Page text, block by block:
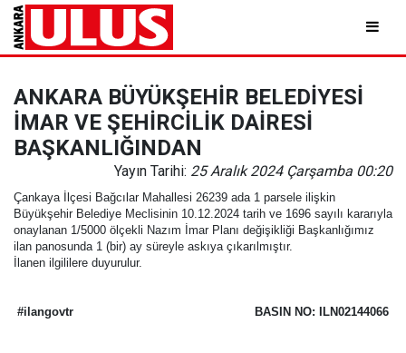
ANKARA BÜYÜKŞEHİR BELEDİYESİ
İMAR VE ŞEHİRCİLİK DAİRESİ
BAŞKANLIĞINDAN
Yayın Tarihi: 25 Aralık 2024 Çarşamba 00:20
Çankaya İlçesi Bağcılar Mahallesi 26239 ada 1 parsele ilişkin
Büyükşehir Belediye Meclisinin 10.12.2024 tarih ve 1696 sayılı kararıyla
onaylanan 1/5000 ölçekli Nazım İmar Planı değişikliği Başkanlığımız
ilan panosunda 1 (bir) ay süreyle askıya çıkarılmıştır.
İlanen ilgililere duyurulur.
#ilangovtr BASIN NO: ILN02144066